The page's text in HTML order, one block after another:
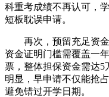
科重考成绩不再认可，
短板耽误申请。
再次，预留充足资金
资金证明门槛需覆盖一
票，整体担保资金需达
明显，早申请不仅能抢
避免错过开学日期。